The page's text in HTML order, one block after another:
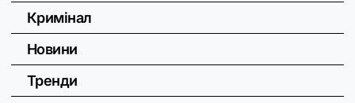
Кримінал
Новини
Тренди